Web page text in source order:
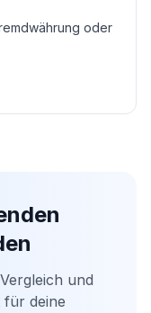
oder
und
für deine